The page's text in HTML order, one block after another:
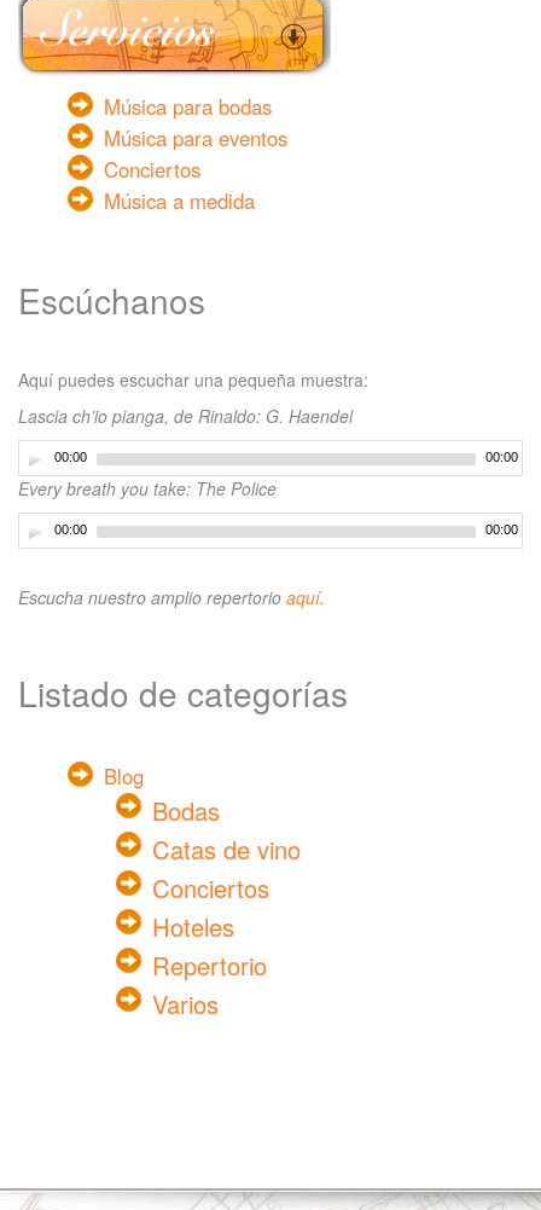
Música para bodas
Música para eventos
Conciertos
Música a medida
Escúchanos
Aquí puedes escuchar una pequeña muestra:
Lascia ch’io pianga, de Rinaldo: G. Haendel
00:00 00:00
Every breath you take: The Police
00:00 00:00
Escucha nuestro amplio repertorio aquí.
Listado de categorías
Blog
Bodas
Catas de vino
Conciertos
Hoteles
Repertorio
Varios